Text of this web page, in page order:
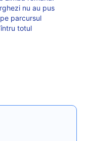
nu au pus
parcursul
totul